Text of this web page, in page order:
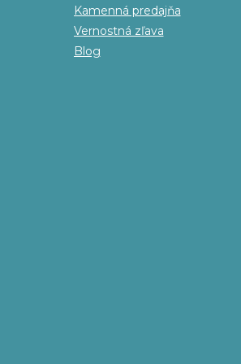
Kamenná predajňa
Vernostná zľava
Blog